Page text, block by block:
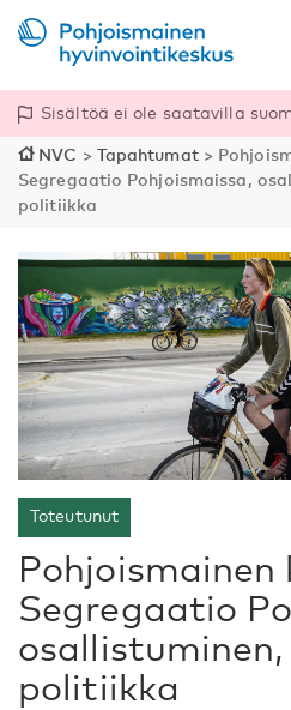
Sisältöä ei ole saatavilla
NVC > Tapahtumat>
Segregaatio Pohjoismaissa,
politiikka
Toteutunut
Pohjoismainen
Segregaatio
politiikka